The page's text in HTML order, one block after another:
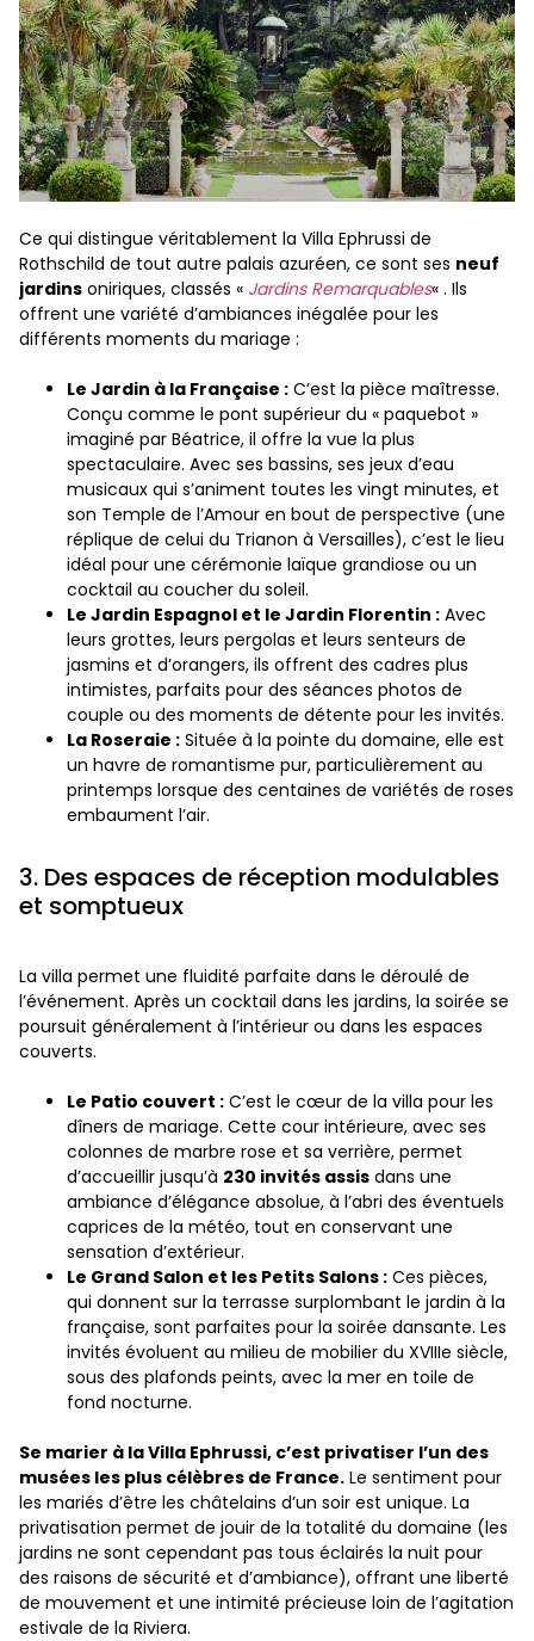
Ce qui distingue véritablement la Villa Ephrussi de
Rothschild de tout autre palais azuréen, ce sont ses neuf
jardins oniriques, classés « Jardins Remarquables« . Ils
offrent une variété d’ambiances inégalée pour les
différents moments du mariage :
Le Jardin à la Française : C’est la pièce maîtresse.
Conçu comme le pont supérieur du « paquebot »
imaginé par Béatrice, il offre la vue la plus
spectaculaire. Avec ses bassins, ses jeux d’eau
musicaux qui s’animent toutes les vingt minutes, et
son Temple de l’Amour en bout de perspective (une
réplique de celui du Trianon à Versailles), c’est le lieu
idéal pour une cérémonie laïque grandiose ou un
cocktail au coucher du soleil.
Le Jardin Espagnol et le Jardin Florentin : Avec
leurs grottes, leurs pergolas et leurs senteurs de
jasmins et d’orangers, ils offrent des cadres plus
intimistes, parfaits pour des séances photos de
couple ou des moments de détente pour les invités.
La Roseraie : Située à la pointe du domaine, elle est
un havre de romantisme pur, particulièrement au
printemps lorsque des centaines de variétés de roses
embaument l’air.
3. Des espaces de réception modulables
et somptueux
La villa permet une fluidité parfaite dans le déroulé de
l’événement. Après un cocktail dans les jardins, la soirée se
poursuit généralement à l’intérieur ou dans les espaces
couverts.
Le Patio couvert : C’est le cœur de la villa pour les
dîners de mariage. Cette cour intérieure, avec ses
colonnes de marbre rose et sa verrière, permet
d’accueillir jusqu’à 230 invités assis dans une
ambiance d’élégance absolue, à l’abri des éventuels
caprices de la météo, tout en conservant une
sensation d’extérieur.
Le Grand Salon et les Petits Salons : Ces pièces,
qui donnent sur la terrasse surplombant le jardin à la
française, sont parfaites pour la soirée dansante. Les
invités évoluent au milieu de mobilier du XVIIIe siècle,
sous des plafonds peints, avec la mer en toile de
fond nocturne.
Se marier à la Villa Ephrussi, c’est privatiser l’un des
musées les plus célèbres de France. Le sentiment pour
les mariés d’être les châtelains d’un soir est unique. La
privatisation permet de jouir de la totalité du domaine (les
jardins ne sont cependant pas tous éclairés la nuit pour
des raisons de sécurité et d’ambiance), offrant une liberté
de mouvement et une intimité précieuse loin de l’agitation
estivale de la Riviera.